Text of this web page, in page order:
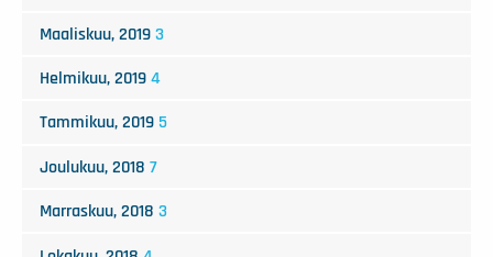
Maaliskuu, 2019 3
Helmikuu, 2019 4
Tammikuu, 2019 5
Joulukuu, 2018 7
Marraskuu, 2018 3